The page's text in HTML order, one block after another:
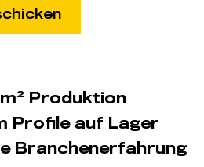
Produktion
Profile auf Lager
Branchenerfahrung